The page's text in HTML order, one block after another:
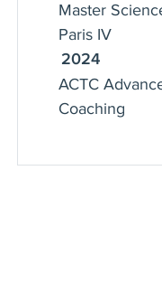
Master
Paris IV
2024
ACTC
Coaching